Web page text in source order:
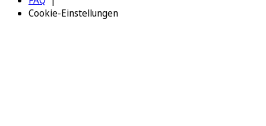
Cookie-Einstellungen